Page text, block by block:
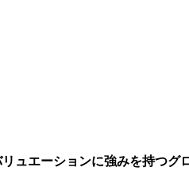
ュエーションに強みを持つグ